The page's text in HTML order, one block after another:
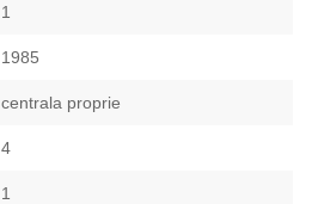
1
1985
centrala proprie
4
1